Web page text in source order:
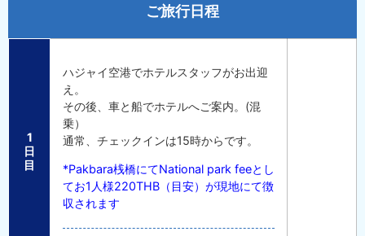
ご旅行日程
1
日
目
ハジャイ空港でホテルスタッフがお出迎
え。
その後、車と船でホテルへご案内。(混
乗）
通常、チェックインは15時からです。
*Pakbara桟橋にてNational park feeとし
てお1人様220THB（目安）が現地にて徴
収されます